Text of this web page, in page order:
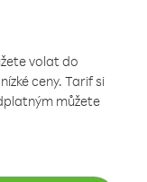
volat do
ceny. Tarif si
můžete